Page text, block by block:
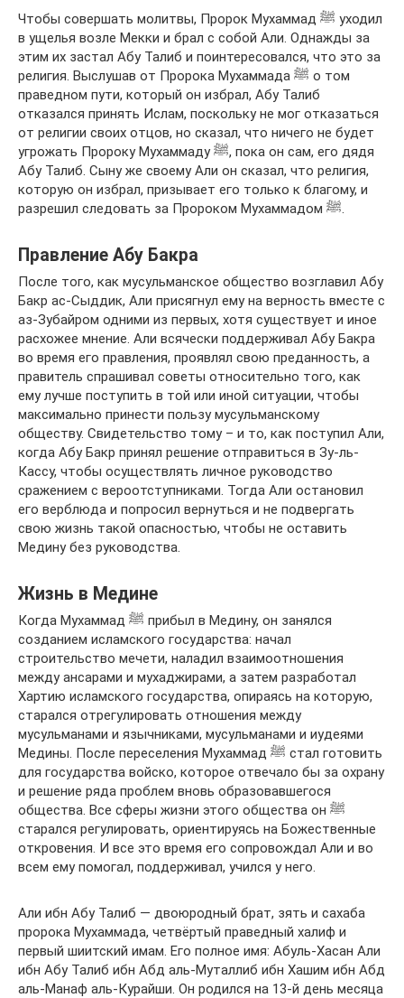
Чтобы совершать молитвы, Пророк Мухаммад ﷺ уходил
в ущелья возле Мекки и брал с собой Али. Однажды за
этим их застал Абу Талиб и поинтересовался, что это за
религия. Выслушав от Пророка Мухаммада ﷺ о том
праведном пути, который он избрал, Абу Талиб
отказался принять Ислам, поскольку не мог отказаться
от религии своих отцов, но сказал, что ничего не будет
угрожать Пророку Мухаммаду ﷺ, пока он сам, его дядя
Абу Талиб. Сыну же своему Али он сказал, что религия,
которую он избрал, призывает его только к благому, и
разрешил следовать за Пророком Мухаммадом ﷺ.
Правление Абу Бакра
После того, как мусульманское общество возглавил Абу
Бакр ас-Сыддик, Али присягнул ему на верность вместе с
аз-Зубайром одними из первых, хотя существует и иное
расхожее мнение. Али всячески поддерживал Абу Бакра
во время его правления, проявлял свою преданность, а
правитель спрашивал советы относительно того, как
ему лучше поступить в той или иной ситуации, чтобы
максимально принести пользу мусульманскому
обществу. Свидетельство тому – и то, как поступил Али,
когда Абу Бакр принял решение отправиться в Зу-ль-
Кассу, чтобы осуществлять личное руководство
сражением с вероотступниками. Тогда Али остановил
его верблюда и попросил вернуться и не подвергать
свою жизнь такой опасностью, чтобы не оставить
Медину без руководства.
Жизнь в Медине
Когда Мухаммад ﷺ прибыл в Медину, он занялся
созданием исламского государства: начал
строительство мечети, наладил взаимоотношения
между ансарами и мухаджирами, а затем разработал
Хартию исламского государства, опираясь на которую,
старался отрегулировать отношения между
мусульманами и язычниками, мусульманами и иудеями
Медины. После переселения Мухаммад ﷺ стал готовить
для государства войско, которое отвечало бы за охрану
и решение ряда проблем вновь образовавшегося
общества. Все сферы жизни этого общества он ﷺ
старался регулировать, ориентируясь на Божественные
откровения. И все это время его сопровождал Али и во
всем ему помогал, поддерживал, учился у него.
Али ибн Абу Талиб — двоюродный брат, зять и сахаба
пророка Мухаммада, четвёртый праведный халиф и
первый шиитский имам. Его полное имя: Абуль-Хасан Али
ибн Абу Талиб ибн Абд аль-Муталлиб ибн Хашим ибн Абд
аль-Манаф аль-Курайши. Он родился на 13-й день месяца